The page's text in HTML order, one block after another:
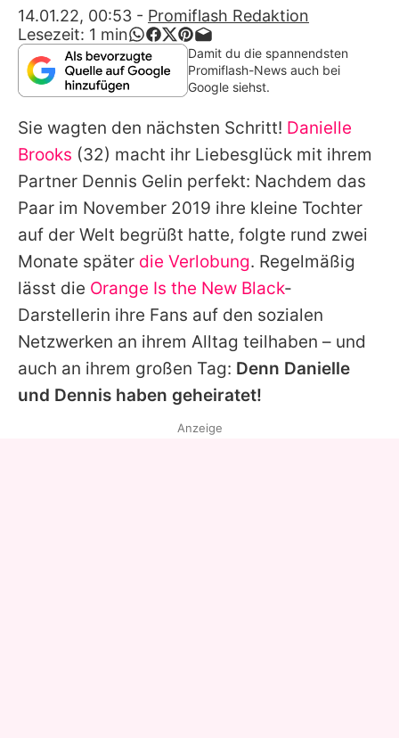
App runterladen
Team
Redaktionelle Richtlinien
Impressum
Datenschutzerklärung
Nutzungsbedingungen
Utiq verwalten
14.01.22, 00:53 - Promiflash Redaktion
Lesezeit: 1 min
Damit du die spannendsten
Promiflash-News auch bei
Google siehst.
Sie wagten den nächsten Schritt! Danielle
Brooks (32) macht ihr Liebesglück mit ihrem
Partner Dennis Gelin perfekt: Nachdem das
Paar im November 2019 ihre kleine Tochter
auf der Welt begrüßt hatte, folgte rund zwei
Monate später die Verlobung. Regelmäßig
lässt die Orange Is the New Black-
Darstellerin ihre Fans auf den sozialen
Netzwerken an ihrem Alltag teilhaben – und
auch an ihrem großen Tag: Denn Danielle
und Dennis haben geheiratet!
Anzeige